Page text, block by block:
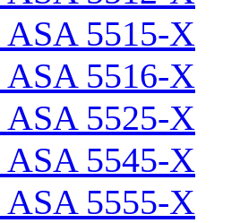
ASA 5515-X
ASA 5516-X
ASA 5525-X
ASA 5545-X
ASA 5555-X